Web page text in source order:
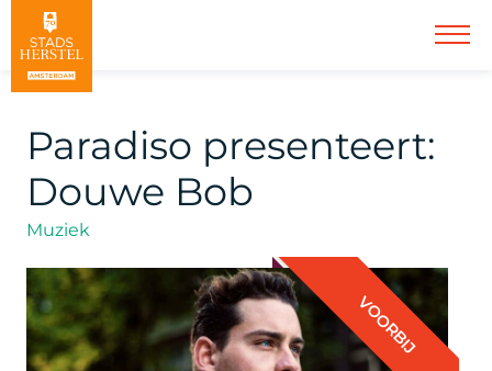
Paradiso presenteert:
Douwe Bob
Muziek
VOORBIJ